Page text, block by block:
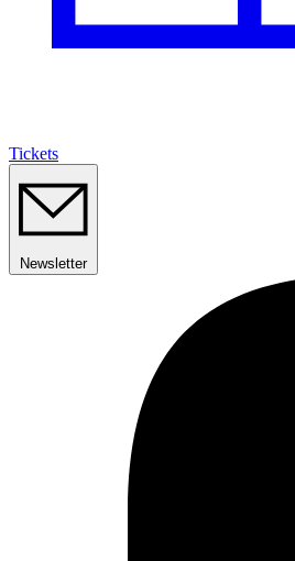
Tickets
Newsletter